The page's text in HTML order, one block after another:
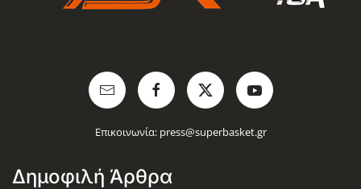
Επικοινωνία: press@superbasket.gr
Δημοφιλή Άρθρα